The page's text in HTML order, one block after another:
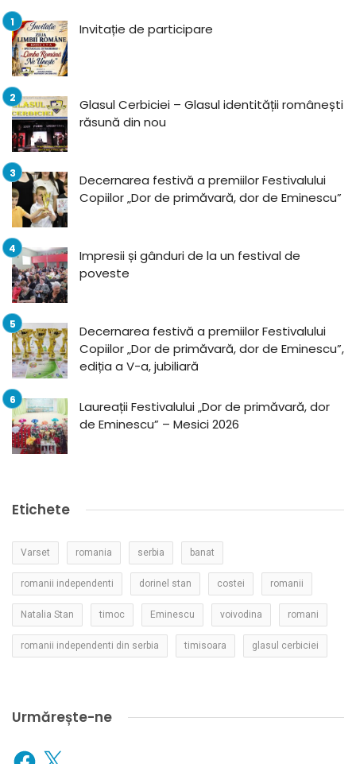
Invitație de participare
Glasul Cerbiciei – Glasul identității românești
răsună din nou
Decernarea festivă a premiilor Festivalului
Copiilor „Dor de primăvară, dor de Eminescu”
Impresii și gânduri de la un festival de
poveste
Decernarea festivă a premiilor Festivalului
Copiilor „Dor de primăvară, dor de Eminescu”,
ediția a V-a, jubiliară
Laureații Festivalului „Dor de primăvară, dor
de Eminescu” – Mesici 2026
Etichete
Varset romania serbia banat
romanii independenti dorinel stan costei romanii
Natalia Stan timoc Eminescu voivodina romani
romanii independenti din serbia timisoara glasul cerbiciei
Urmărește-ne
Facebook
X